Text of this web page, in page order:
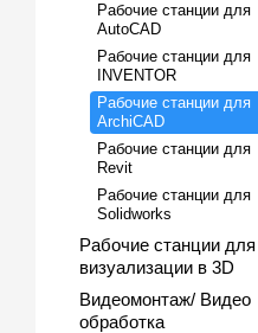
Рабочие станции для
AutoCAD
Рабочие станции для
INVENTOR
Рабочие станции для
ArchiCAD
Рабочие станции для
Revit
Рабочие станции для
Solidworks
Рабочие станции для
визуализации в 3D
Видеомонтаж/ Видео
обработка